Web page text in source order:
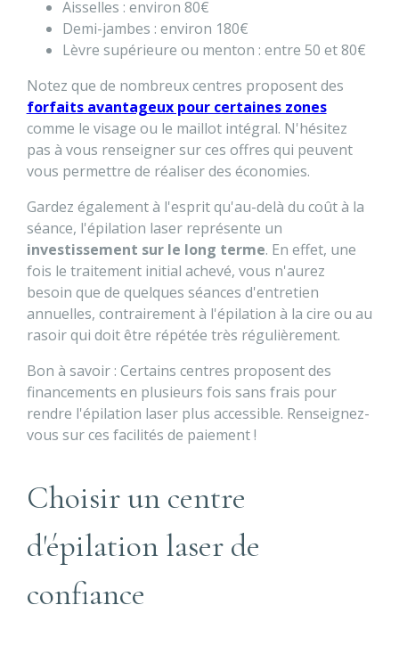
Aisselles : environ 80€
Demi-jambes : environ 180€
Lèvre supérieure ou menton : entre 50 et 80€
Notez que de nombreux centres proposent des
forfaits avantageux pour certaines zones
comme le visage ou le maillot intégral. N'hésitez
pas à vous renseigner sur ces offres qui peuvent
vous permettre de réaliser des économies.
Gardez également à l'esprit qu'au-delà du coût à la
séance, l'épilation laser représente un
investissement sur le long terme. En effet, une
fois le traitement initial achevé, vous n'aurez
besoin que de quelques séances d'entretien
annuelles, contrairement à l'épilation à la cire ou au
rasoir qui doit être répétée très régulièrement.
Bon à savoir : Certains centres proposent des
financements en plusieurs fois sans frais pour
rendre l'épilation laser plus accessible. Renseignez-
vous sur ces facilités de paiement !
Choisir un centre
d'épilation laser de
confiance